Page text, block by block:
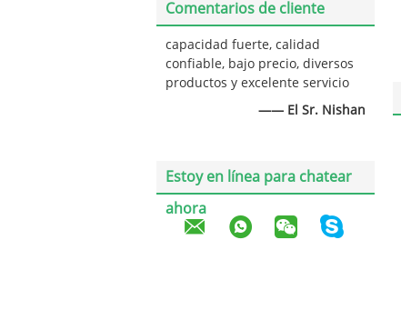
Comentarios de cliente
capacidad fuerte, calidad
confiable, bajo precio, diversos
productos y excelente servicio
—— El Sr. Nishan
Estoy en línea para chatear
ahora